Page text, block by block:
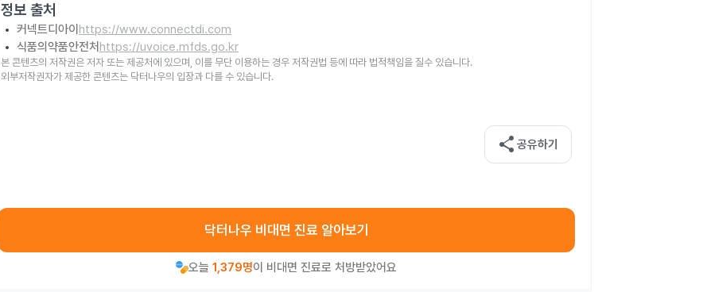
정보 출처
커넥트디아이 https://www.connectdi.com
식품의약품안전처 https://uvoice.mfds.go.kr
본 콘텐츠의 저작권은 저자 또는 제공처에 있으며, 이를 무단 이용하는 경우 저작권법 등에 따라 법적책임을 질수 있습니다.
외부저작권자가 제공한 콘텐츠는 닥터나우의 입장과 다를 수 있습니다.
share 공유하기
닥터나우 비대면 진료 알아보기
오늘 1,379명이 비대면 진료로 처방받았어요